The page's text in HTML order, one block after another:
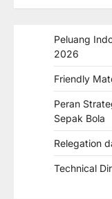
Peluang
2026
Friendly
Peran
Sepak Bola
Relegation
Technical